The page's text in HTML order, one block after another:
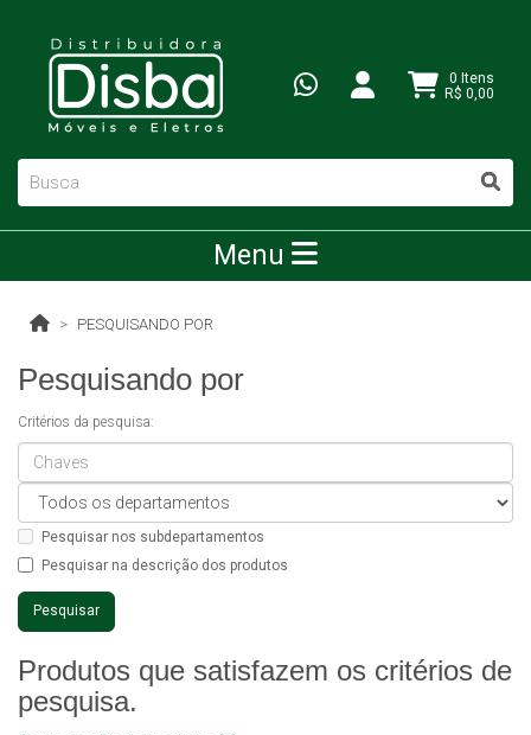
0 Itens
R$ 0,00
Menu
PESQUISANDO POR
Pesquisando por
Critérios da pesquisa:
Pesquisar nos subdepartamentos
Pesquisar na descrição dos produtos
Produtos que satisfazem os critérios de
pesquisa.